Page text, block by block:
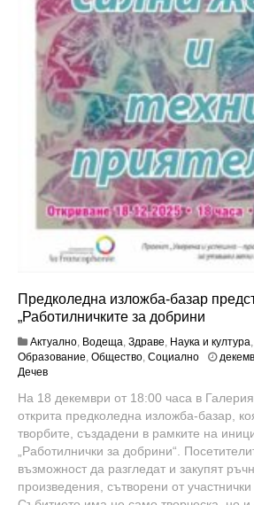
Предколедна изложба-базар
„Работилничките за добрини
Актуално, Водеща, Здраве, Наука и култура,
Образование, Общество, Социално
Дечев
На 18 декември от 18:00 часа в
открита предколедна изложба-базар,
творбите, създадени в рамките на
„Работилнички за добрини“.
възможност да разгледат и закупят
произведения, сътворени от участнички